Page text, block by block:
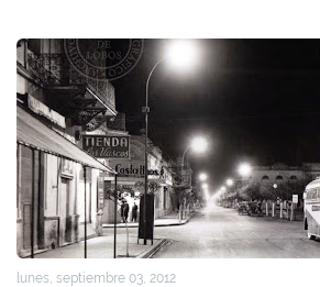
lunes, septiembre 03, 2012